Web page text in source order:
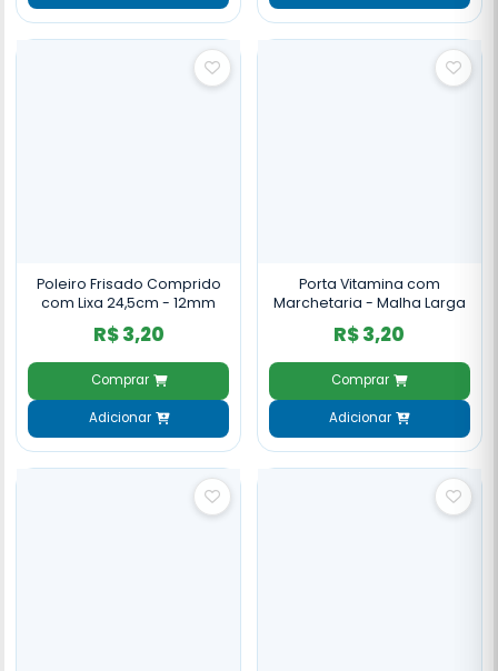
Poleiro Frisado Comprido
com Lixa 24,5cm - 12mm
R$ 3,20
Comprar
Adicionar
Porta Vitamina com
Marchetaria - Malha Larga
R$ 3,20
Comprar
Adicionar